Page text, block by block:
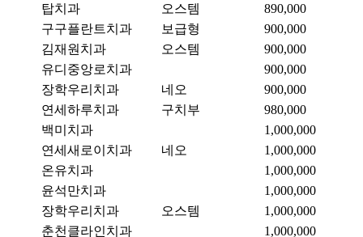
탑치과
오스템
890,000
구구플란트치과
보급형
900,000
김재원치과
오스템
900,000
유디중앙로치과
900,000
장학우리치과
네오
900,000
연세하루치과
구치부
980,000
백미치과
1,000,000
연세새로이치과
네오
1,000,000
온유치과
1,000,000
윤석만치과
1,000,000
장학우리치과
오스템
1,000,000
춘천클라인치과
1,000,000